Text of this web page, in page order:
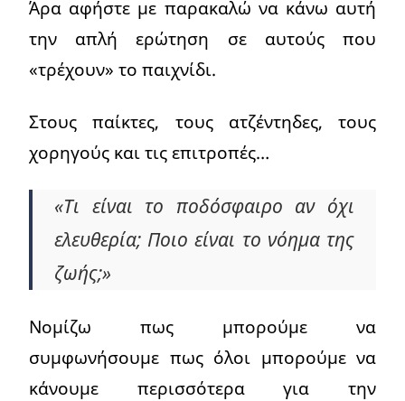
Άρα αφήστε με παρακαλώ να κάνω αυτή
την απλή ερώτηση σε αυτούς που
«τρέχουν» το παιχνίδι.
Στους παίκτες, τους ατζέντηδες, τους
χορηγούς και τις επιτροπές…
«Τι είναι το ποδόσφαιρο αν όχι
ελευθερία; Ποιο είναι το νόημα της
ζωής;»
Νομίζω πως μπορούμε να
συμφωνήσουμε πως όλοι μπορούμε να
κάνουμε περισσότερα για την